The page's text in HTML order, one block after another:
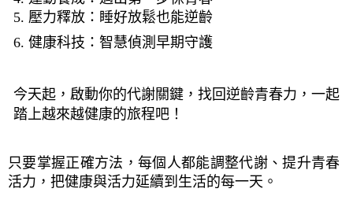
5. 壓力釋放：睡好放鬆也能逆齡
6. 健康科技：智慧偵測早期守護
今天起，啟動你的代謝關鍵，找回逆齡青春力，一起
踏上越來越健康的旅程吧！
只要掌握正確方法，每個人都能調整代謝、提升青春
活力，把健康與活力延續到生活的每一天。